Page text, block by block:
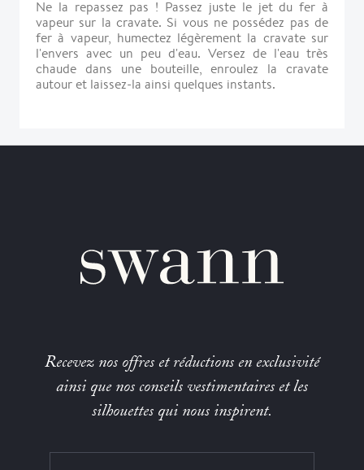
Ne la repassez pas ! Passez juste le jet du fer à
vapeur sur la cravate. Si vous ne possédez pas de
fer à vapeur, humectez légèrement la cravate sur
l'envers avec un peu d'eau. Versez de l'eau très
chaude dans une bouteille, enroulez la cravate
autour et laissez-la ainsi quelques instants.
Recevez nos offres et réductions en exclusivité
ainsi que nos conseils vestimentaires et les
silhouettes qui nous inspirent.